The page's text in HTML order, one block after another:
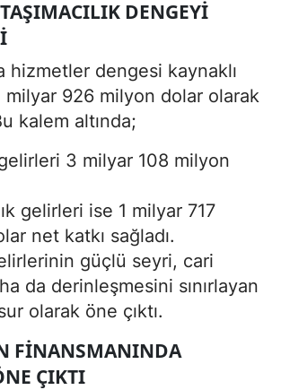
DENGEYI
hizmetler dengesi kaynaklı
926 milyon dolar olarak
kalem altında;
3 milyar 108 milyon
gelirleri ise 1 milyar 717
net katkı sağladı.
güçlü seyri, cari
da derinleşmesini sınırlayan
olarak öne çıktı.
FINANSMANINDA
ÇIKTI